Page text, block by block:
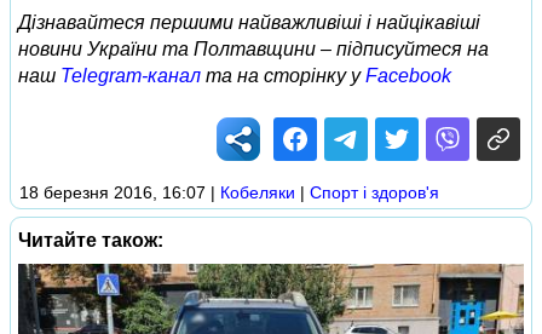
Дізнавайтеся першими найважливіші і найцікавіші
новини України та Полтавщини – підписуйтеся на
наш Telegram-канал та на сторінку уFacebook
18 березня 2016, 16:07 | Кобеляки | Спорт і здоров'я
Читайте також: